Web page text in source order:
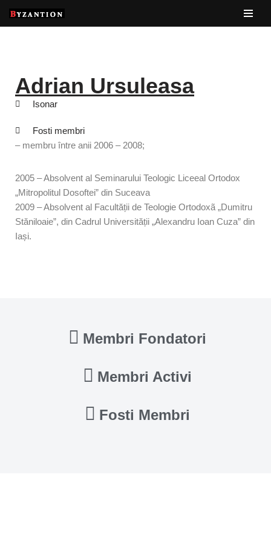
Adrian Ursuleasa
Isonar
Fosti membri
– membru între anii 2006 – 2008;
2005 – Absolvent al Seminarului Teologic Liceeal Ortodox
„Mitropolitul Dosoftei” din Suceava
2009 – Absolvent al Facultății de Teologie Ortodoxã „Dumitru
Stăniloaie”, din Cadrul Universității „Alexandru Ioan Cuza” din
Iași.
Membri Fondatori
Membri Activi
Fosti Membri